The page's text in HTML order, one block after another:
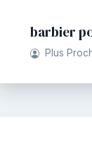
barbier
Plus